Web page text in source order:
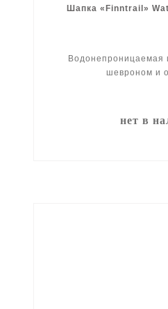
Шапка «Finntrail»
шевроном и
нет в